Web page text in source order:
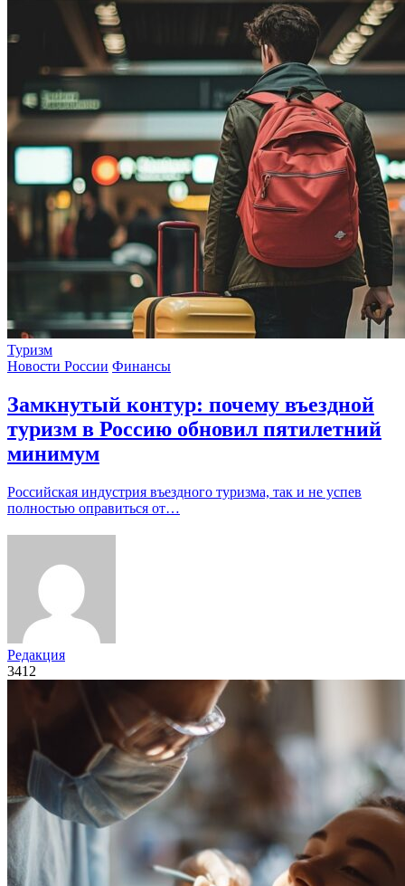
Туризм
Новости России Финансы
Замкнутый контур: почему въездной
туризм в Россию обновил пятилетний
минимум
Российская индустрия въездного туризма, так и не успев
полностью оправиться от…
Редакция
3412